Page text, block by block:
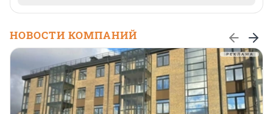
НОВОСТИ КОМПАНИЙ